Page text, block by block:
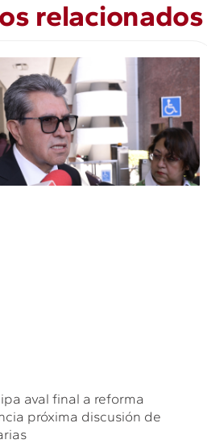
relacionados
aval final a reforma
próxima discusión de